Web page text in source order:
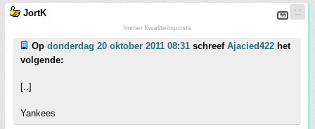
JortK
Immer kwaliteitsposts
Op donderdag 20 oktober 2011 08:31 schreef Ajacied422 het
volgende:
[..]
Yankees